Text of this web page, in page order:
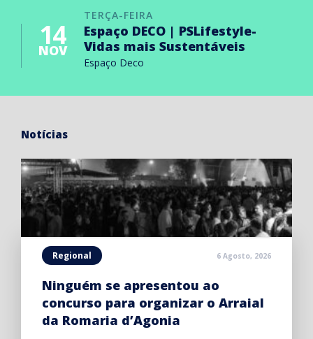
TERÇA-FEIRA
14
NOV
Espaço DECO | PSLifestyle-
Vidas mais Sustentáveis
Espaço Deco
Notícias
Regional 6 Agosto, 2026
Ninguém se apresentou ao
concurso para organizar o Arraial
da Romaria d’Agonia